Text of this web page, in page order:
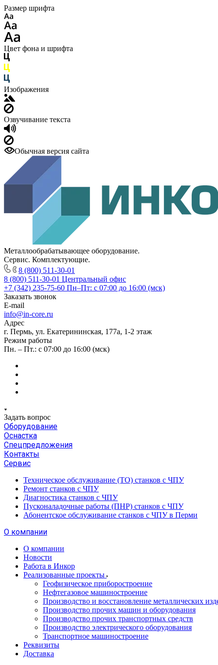
Размер шрифта
Цвет фона и шрифта
Изображения
Озвучивание текста
Обычная версия сайта
Металлообрабатывающее оборудование.
Сервис. Комплектующие.
8 (800) 511-30-01
8 (800) 511-30-01 Центральный офис
+7 (342) 235-75-60 Пн–Пт: с 07:00 до 16:00 (мск)
Заказать звонок
E-mail
info@in-core.ru
Адрес
г. Пермь, ул. ​Екатерининская, 177а, ​1-2 этаж
Режим работы
Пн. – Пт.: с 07:00 до 16:00 (мск)
Задать вопрос
Оборудование
Оснастка
Спецпредложения
Контакты
Сервис
Техническое обслуживание (ТО) станков с ЧПУ
Ремонт станков с ЧПУ
Диагностика станков с ЧПУ
Пусконаладочные работы (ПНР) станков с ЧПУ
Абонентское обслуживание станков с ЧПУ в Перми
О компании
О компании
Новости
Работа в Инкор
Реализованные проекты
Геофизическое приборостроение
Нефтегазовое машиностроение
Производство и восстановление металлических
Производство прочих машин и оборудования
Производство прочих транспортных средств
Производство электрического оборудования
Транспортное машиностроение
Реквизиты
Доставка